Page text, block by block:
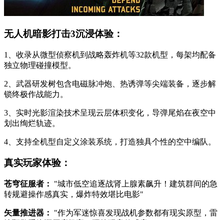
无人机暗影打击3沉浸体验：
1、收录从微型侦察机到战略轰炸机等32款机型，每架均配备
独立物理碰撞模型。
2、武器研发树包含电磁脉冲炮、热诱弹等尖端装备，逐步解
锁终极作战能力。
3、实时光影渲染技术呈现云层体积变化，导弹尾焰在夜空中
划出绚烂轨迹。
4、支持全机型自定义涂装系统，打造独具个性的空中编队。
真实玩家体验：
苍穹征服者：
"城市低空追逐战肾上腺素飙升！建筑群间的急
转规避操作感真实，爆炸特效堪比电影"
矢量推进器：
"作为军迷惊喜发现战机参数都有现实原型，雷